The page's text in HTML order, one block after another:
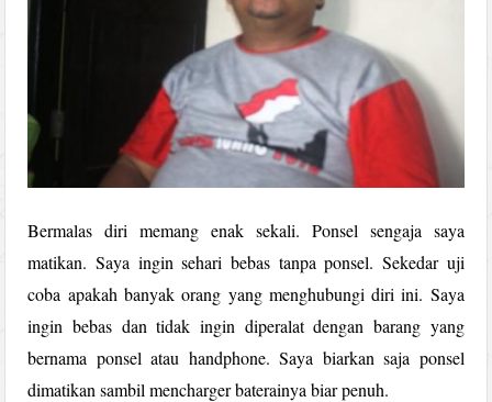
Bermalas diri memang enak sekali. Ponsel sengaja saya
matikan. Saya ingin sehari bebas tanpa ponsel. Sekedar uji
coba apakah banyak orang yang menghubungi diri ini. Saya
ingin bebas dan tidak ingin diperalat dengan barang yang
bernama ponsel atau handphone. Saya biarkan saja ponsel
dimatikan sambil mencharger baterainya biar penuh.